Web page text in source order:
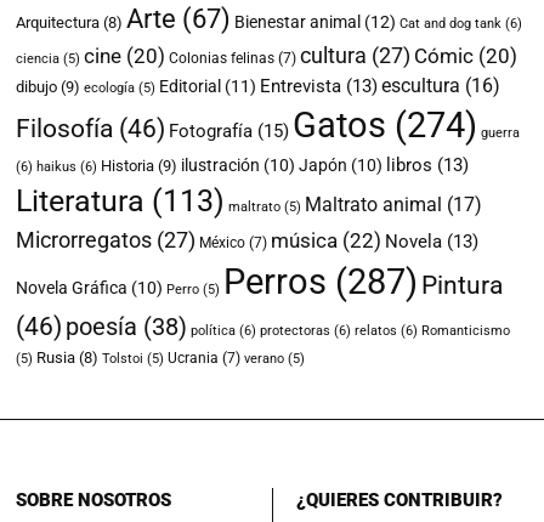
Arquitectura (8) Arte (67) Bienestar animal (12) Cat and dog tank (6)
ciencia (5) cine (20) Colonias felinas (7) cultura (27) Cómic (20)
dibujo (9) ecología (5) Editorial (11) Entrevista (13)escultura (16)
Filosofía (46) Fotografía (15) Gatos (274) guerra
(6) haikus (6) Historia (9) ilustración (10) Japón (10) libros (13)
Literatura (113) maltrato (5) Maltrato animal (17)
Microrregatos (27) México (7) música (22) Novela (13)
Novela Gráfica (10) Perro (5) Perros (287) Pintura
(46) poesía (38) política (6) protectoras (6) relatos (6) Romanticismo
(5) Rusia (8) Tolstoi (5) Ucrania (7) verano (5)
SOBRE NOSOTROS ¿QUIERES CONTRIBUIR?